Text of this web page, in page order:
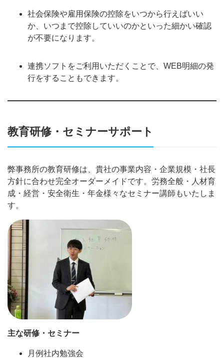
社会保険や雇用保険の控除をいつから行えばいい
か、いつまで控除していいのかといった細かい確認
が不要になります。
連携ソフトをご利用いただくことで、WEB明細の発
行をすることもできます。
教育研修・セミナーサポート
弊事務所の教育研修は、貴社の事業内容・企業規模・社長
方針に合わせ完全オーダーメイドです。労務全般・人材育
成・経営・安全衛生・年金様々なセミナー講師もいたしま
す。
主な研修・セミナー
月例社内勉強会